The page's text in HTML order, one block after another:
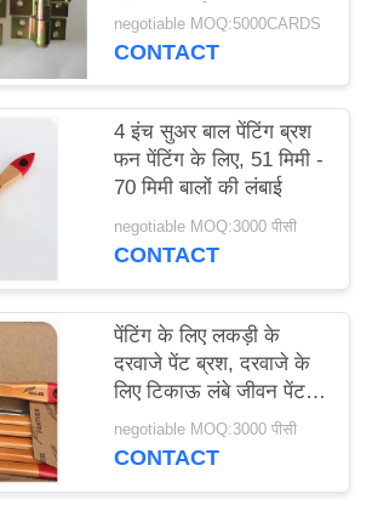
बॉक्स सामग्री
negotiable MOQ:5000CARDS
CONTACT
4 इंच सुअर बाल पेंटिंग ब्रश
फन पेंटिंग के लिए, 51 मिमी -
70 मिमी बालों की लंबाई
negotiable MOQ:3000 पीसी
CONTACT
पेंटिंग के लिए लकड़ी के
दरवाजे पेंट ब्रश, दरवाजे के
लिए टिकाऊ लंबे जीवन पेंट
negotiable MOQ:3000 पीसी
CONTACT